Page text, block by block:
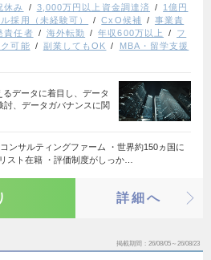
休み 3,000万円以上資金調達済
1億円
採用（未経験可） CxO候補
事業責
責任者 海外転勤 年収600万以上
フ
可能 副業してもOK
MBA・留学支援
データに着目し、データ
討、データガバナンスに関
ンサルティングファーム ・世界約150ヵ国に
スト在籍 ・評価制度がしっか…
詳細へ
掲載期間 26/08/05～26/08/23